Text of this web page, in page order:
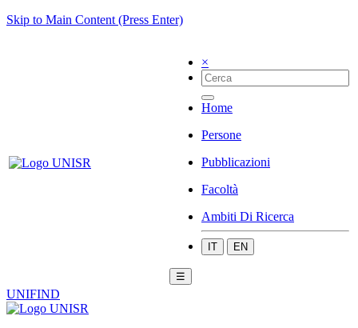
Skip to Main Content (Press Enter)
×
Home
Persone
Pubblicazioni
Facoltà
Ambiti Di Ricerca
IT EN
☰
UNIFIND